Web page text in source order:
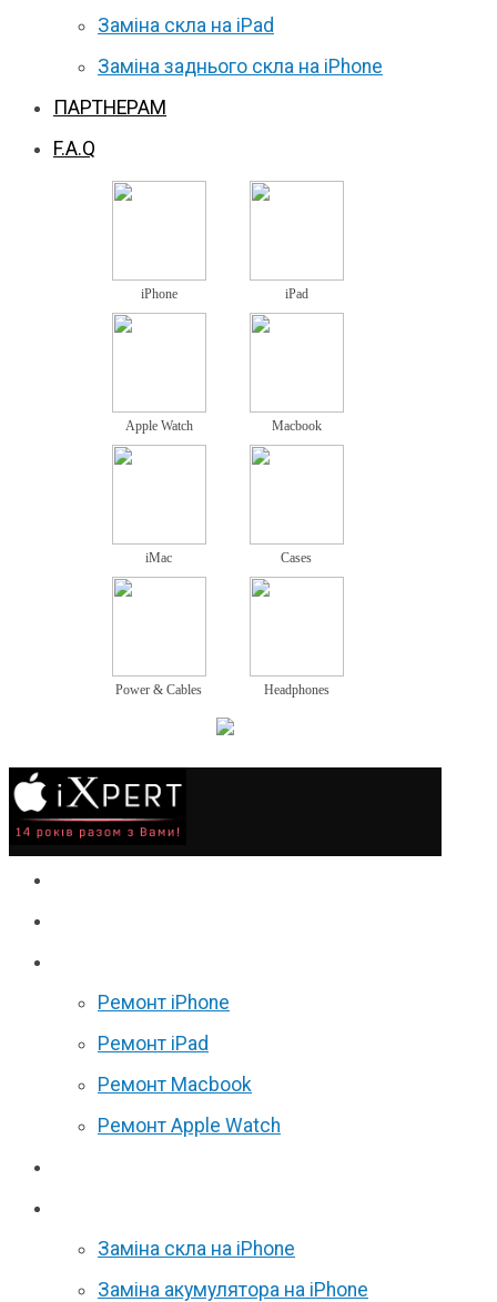
Заміна скла на iPad
Заміна заднього скла на iPhone
ПАРТНЕРАМ
F.A.Q
iPhone iPad
Apple Watch Macbook
iMac Cases
Power & Cables Headphones
Ремонт iPhone
Ремонт iPad
Ремонт Macbook
Ремонт Apple Watch
Заміна скла на iPhone
Заміна акумулятора на iPhone